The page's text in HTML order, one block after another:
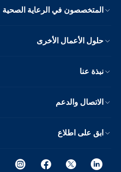
المتخصصون في الرعاية الصحية
حلول الأعمال الأخرى
نبذة عنا
الاتصال والدعم
ابق على اطلاع